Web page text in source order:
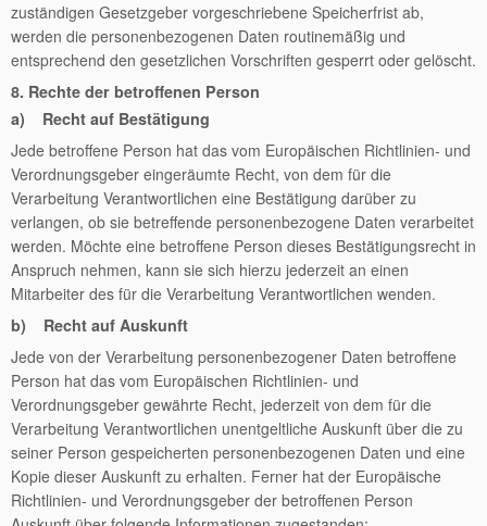
zuständigen Gesetzgeber vorgeschriebene Speicherfrist ab,
werden die personenbezogenen Daten routinemäßig und
entsprechend den gesetzlichen Vorschriften gesperrt oder gelöscht.
8. Rechte der betroffenen Person
a) Recht auf Bestätigung
Jede betroffene Person hat das vom Europäischen Richtlinien- und
Verordnungsgeber eingeräumte Recht, von dem für die
Verarbeitung Verantwortlichen eine Bestätigung darüber zu
verlangen, ob sie betreffende personenbezogene Daten verarbeitet
werden. Möchte eine betroffene Person dieses Bestätigungsrecht in
Anspruch nehmen, kann sie sich hierzu jederzeit an einen
Mitarbeiter des für die Verarbeitung Verantwortlichen wenden.
b) Recht auf Auskunft
Jede von der Verarbeitung personenbezogener Daten betroffene
Person hat das vom Europäischen Richtlinien- und
Verordnungsgeber gewährte Recht, jederzeit von dem für die
Verarbeitung Verantwortlichen unentgeltliche Auskunft über die zu
seiner Person gespeicherten personenbezogenen Daten und eine
Kopie dieser Auskunft zu erhalten. Ferner hat der Europäische
Richtlinien- und Verordnungsgeber der betroffenen Person